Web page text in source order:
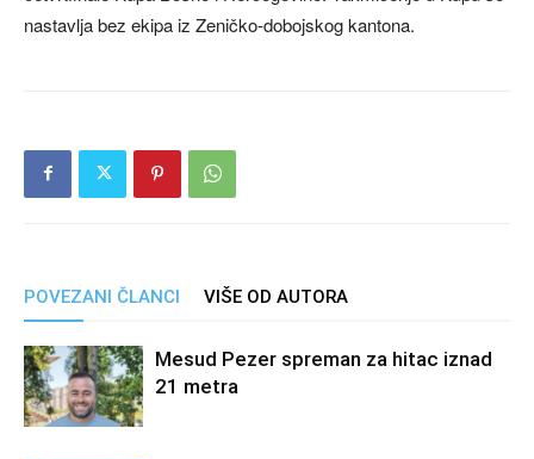
nastavlja bez ekipa iz Zeničko-dobojskog kantona.
POVEZANI ČLANCI VIŠE OD AUTORA
Mesud Pezer spreman za hitac iznad
21 metra